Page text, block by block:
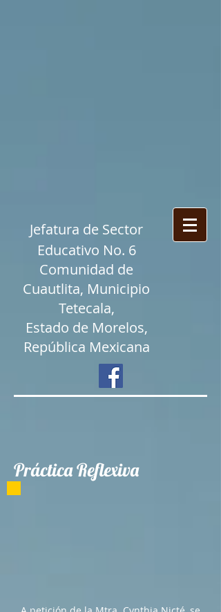
​Jefatura de Sector
Educativo No. 6
Comunidad de
Cuautlita, Municipio
Tetecala,
Estado de Morelos,
República Mexicana
Práctica Reflexiva